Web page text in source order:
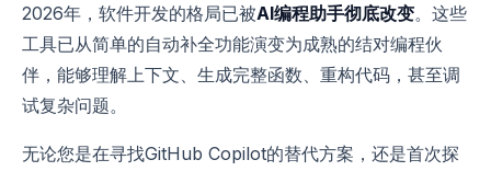
2026年，软件开发的格局已被AI编程助手彻底改变。这些
工具已从简单的自动补全功能演变为成熟的结对编程伙
伴，能够理解上下文、生成完整函数、重构代码，甚至调
试复杂问题。
无论您是在寻找GitHub Copilot的替代方案，还是首次探